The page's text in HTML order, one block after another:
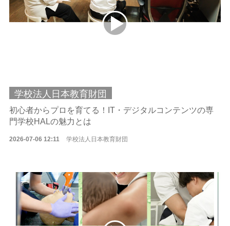
学校法人日本教育財団
初心者からプロを育てる！IT・デジタルコンテンツの専
門学校HALの魅力とは
2026-07-06 12:11 学校法人日本教育財団